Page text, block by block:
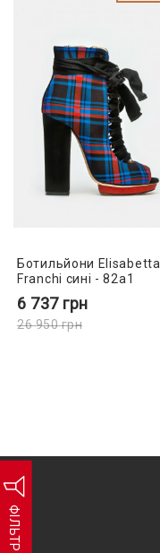
ФІЛЬТР
Ботильйони Elisabetta
Franchi сині - 82a1
6 737 грн
26 950грн